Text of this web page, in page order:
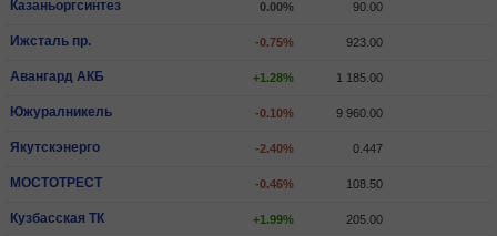
Казаньоргсинтез 0.00% 90.00
Ижсталь пр. -0.75% 923.00
Авангард АКБ +1.28% 1 185.00
Южуралникель -0.10% 9 960.00
Якутскэнерго -2.40% 0.447
МОСТОТРЕСТ -0.46% 108.50
Кузбасская ТК +1.99% 205.00